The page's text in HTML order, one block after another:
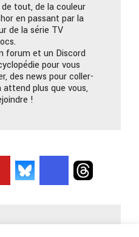
tout, de la couleur
en passant par la
de la série TV
forum et un Discord
pour vous
des news pour coller-
plus que vous,
!